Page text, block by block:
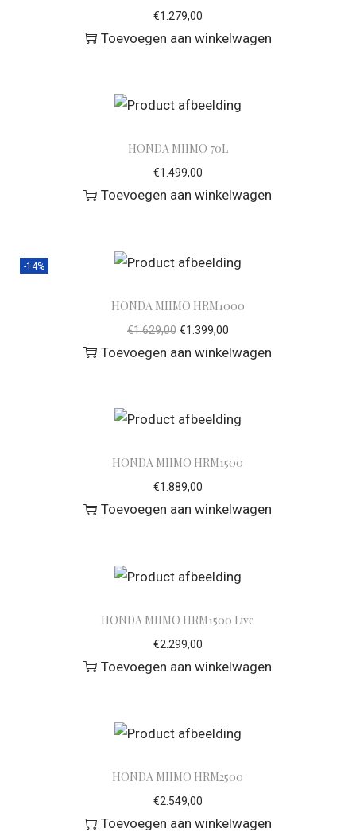
€1.279,00
Toevoegen aan winkelwagen
HONDA MIIMO 70L
€1.499,00
Toevoegen aan winkelwagen
-14%
HONDA MIIMO HRM1000
€1.629,00 €1.399,00
Toevoegen aan winkelwagen
HONDA MIIMO HRM1500
€1.889,00
Toevoegen aan winkelwagen
HONDA MIIMO HRM1500 Live
€2.299,00
Toevoegen aan winkelwagen
HONDA MIIMO HRM2500
€2.549,00
Toevoegen aan winkelwagen